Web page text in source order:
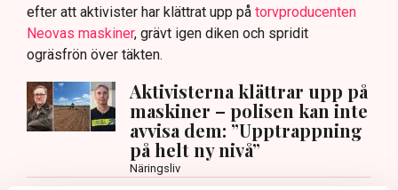
efter att aktivister har klättrat upp på torvproducenten
Neovas maskiner, grävt igen diken och spridit
ogräsfrön över täkten.
Aktivisterna klättrar upp på
maskiner – polisen kan inte
avvisa dem: ”Upptrappning
på helt ny nivå”
Näringsliv